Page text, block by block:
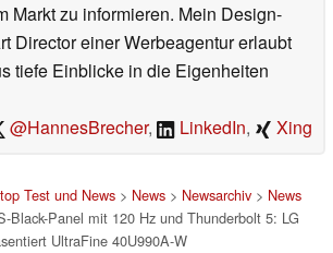
Markt zu informieren. Mein Design-
Director einer Werbeagentur erlaubt
tiefe Einblicke in die Eigenheiten
@HannesBrecher, LinkedIn, Xing
Test und News> News> Newsarchiv> News
Panel mit 120 Hz und Thunderbolt 5: LG
UltraFine 40U990A-W